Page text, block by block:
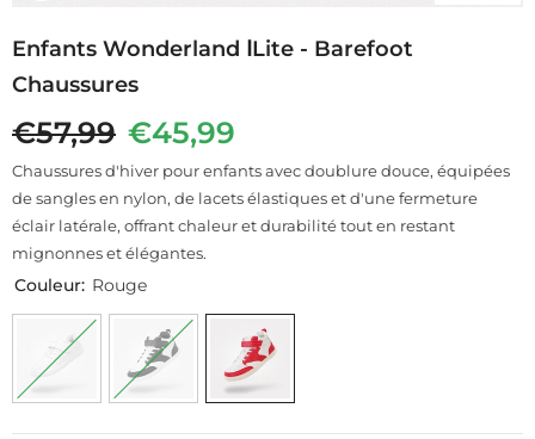
Enfants Wonderland ⅠLite - Barefoot
Chaussures
€57,99 €45,99
Chaussures d'hiver pour enfants avec doublure douce, équipées
de sangles en nylon, de lacets élastiques et d'une fermeture
éclair latérale, offrant chaleur et durabilité tout en restant
mignonnes et élégantes.
Couleur: Rouge